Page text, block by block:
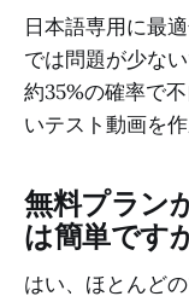
日本語専用に最
では問題が少な
約35%の確率で
いテスト動画を
無料プラン
は簡単です
はい、ほとんど